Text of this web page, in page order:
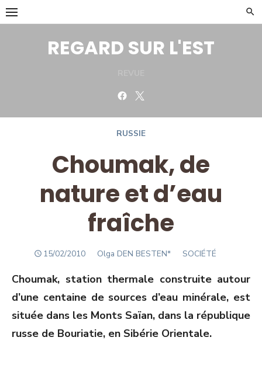
Skip
to
REGARD SUR L'EST
Facebook
RUSSIE
Choumak, de
nature et d’eau
fraîche
POSTED
15/02/2010 Author
Olga DEN BESTEN* SOCIÉTÉ
Choumak, station thermale construite autour
d’une centaine de sources d’eau minérale, est
située dans les Monts Saïan, dans la république
russe de Bouriatie, en Sibérie Orientale.